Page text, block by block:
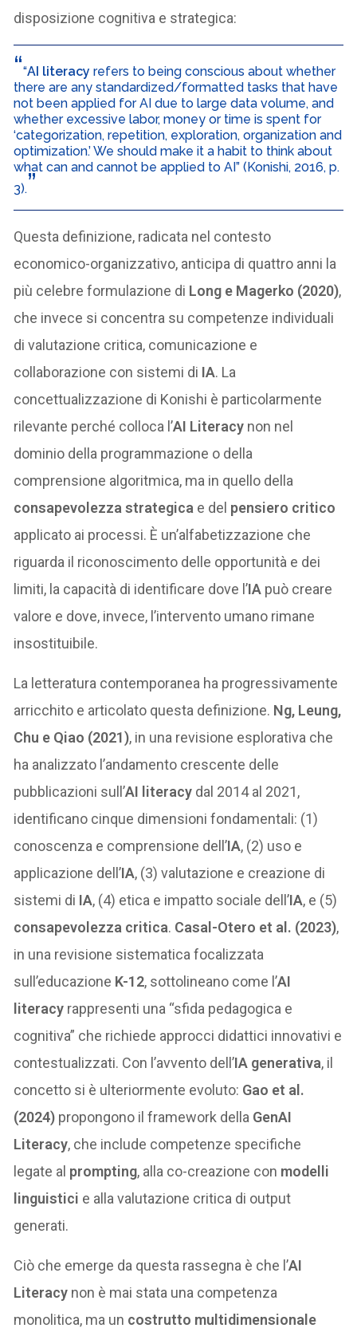
disposizione cognitiva e strategica:
“AI literacy refers to being conscious about whether
there are any standardized/formatted tasks that have
not been applied for AI due to large data volume, and
whether excessive labor, money or time is spent for
‘categorization, repetition, exploration, organization and
optimization.’ We should make it a habit to think about
what can and cannot be applied to AI” (Konishi, 2016, p.
3).
Questa definizione, radicata nel contesto
economico-organizzativo, anticipa di quattro anni la
più celebre formulazione di Long e Magerko (2020),
che invece si concentra su competenze individuali
di valutazione critica, comunicazione e
collaborazione con sistemi di IA. La
concettualizzazione di Konishi è particolarmente
rilevante perché colloca l’AI Literacy non nel
dominio della programmazione o della
comprensione algoritmica, ma in quello della
consapevolezza strategica e del pensiero critico
applicato ai processi. È un’alfabetizzazione che
riguarda il riconoscimento delle opportunità e dei
limiti, la capacità di identificare dove l’IA può creare
valore e dove, invece, l’intervento umano rimane
insostituibile.
La letteratura contemporanea ha progressivamente
arricchito e articolato questa definizione. Ng, Leung,
Chu e Qiao (2021), in una revisione esplorativa che
ha analizzato l’andamento crescente delle
pubblicazioni sull’AI literacy dal 2014 al 2021,
identificano cinque dimensioni fondamentali: (1)
conoscenza e comprensione dell’IA, (2) uso e
applicazione dell’IA, (3) valutazione e creazione di
sistemi di IA, (4) etica e impatto sociale dell’IA, e (5)
consapevolezza critica. Casal-Otero et al. (2023),
in una revisione sistematica focalizzata
sull’educazione K-12, sottolineano come l’AI
literacy rappresenti una “sfida pedagogica e
cognitiva” che richiede approcci didattici innovativi e
contestualizzati. Con l’avvento dell’IA generativa, il
concetto si è ulteriormente evoluto: Gao et al.
(2024) propongono il framework della GenAI
Literacy, che include competenze specifiche
legate al prompting, alla co-creazione con modelli
linguistici e alla valutazione critica di output
generati.
Ciò che emerge da questa rassegna è che l’AI
Literacy non è mai stata una competenza
monolitica, ma un costrutto multidimensionale